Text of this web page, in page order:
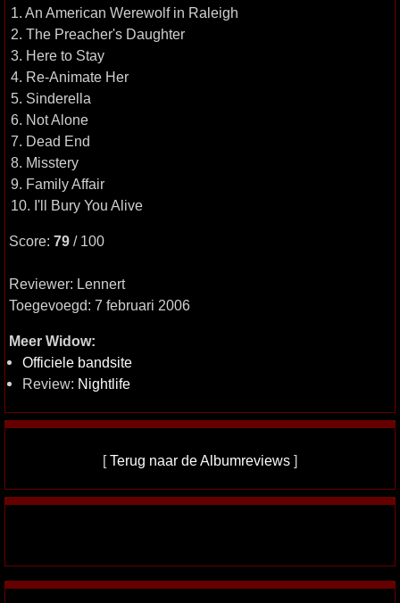
1. An American Werewolf in Raleigh
2. The Preacher's Daughter
3. Here to Stay
4. Re-Animate Her
5. Sinderella
6. Not Alone
7. Dead End
8. Misstery
9. Family Affair
10. I'll Bury You Alive
Score: 79 / 100
Reviewer: Lennert
Toegevoegd: 7 februari 2006
Meer Widow:
Officiele bandsite
Review: Nightlife
[Terug naar de Albumreviews ]